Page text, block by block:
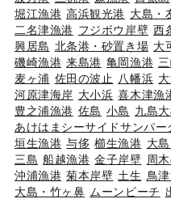
堀江漁港 高浜観光港 大島・
二名津漁港 フジボウ岸壁 西
興居島 北条港・砂置き場 大
磯崎漁港 来島港 亀岡漁港
麦ヶ浦 佐田の波止 八幡浜
河原津海岸 大小浜 喜木津漁
豊之浦漁港 佐島 小島 九島
あけはまシーサイドサンパー
垣生漁港 与侈 櫛生漁港 大
三島 船越漁港 金子岸壁 周
沖浦漁港 菊本岸壁 土生 鳥
大島・竹ヶ鼻 ムーンビーチ